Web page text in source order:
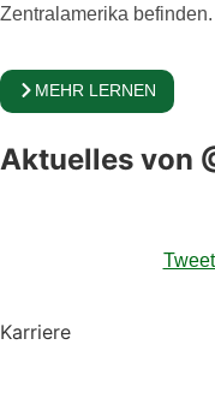
Zentralamerika befinden.
MEHR LERNEN
Aktuelles von
Karriere